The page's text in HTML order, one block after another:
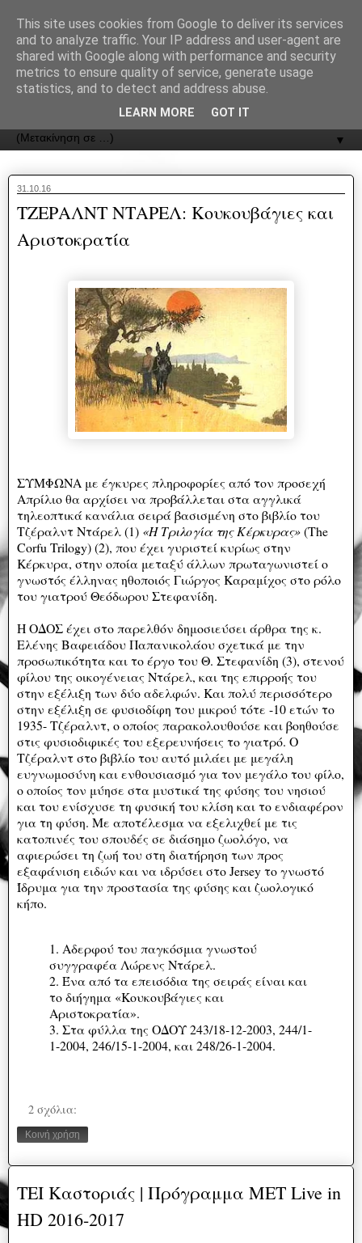
ΟΔΟΣ
▼
31.10.16
ΤΖΕΡΑΛΝΤ ΝΤΑΡΕΛ: Κουκουβάγιες και
Αριστοκρατία
ΣΥΜΦΩΝΑ με έγκυρες πληροφορίες από τον προσεχή
Απρίλιο θα αρχίσει να προβάλλεται στα αγγλικά
τηλεοπτικά κανάλια σειρά βασισμένη στο βιβλίο του
Τζέραλντ Ντάρελ (1) «Η Τριλογία της Κέρκυρας»(The
Corfu Trilogy) (2), που έχει γυριστεί κυρίως στην
Κέρκυρα, στην οποία μεταξύ άλλων πρωταγωνιστεί ο
γνωστός έλληνας ηθοποιός Γιώργος Καραμίχος στο ρόλο
του γιατρού Θεόδωρου Στεφανίδη.
Η ΟΔΟΣ έχει στο παρελθόν δημοσιεύσει άρθρα της κ.
Ελένης Βαφειάδου Παπανικολάου σχετικά με την
προσωπικότητα και το έργο του Θ. Στεφανίδη (3), στενού
φίλου της οικογένειας Ντάρελ, και της επιρροής του
στην εξέλιξη των δύο αδελφών. Και πολύ περισσότερο
στην εξέλιξη σε φυσιοδίφη του μικρού τότε -10 ετών το
1935- Τζέραλντ, ο οποίος παρακολουθούσε και βοηθούσε
στις φυσιοδιφικές του εξερευνήσεις το γιατρό. Ο
Τζέραλντ στο βιβλίο του αυτό μιλάει με μεγάλη
ευγνωμοσύνη και ενθουσιασμό για τον μεγάλο του φίλο,
ο οποίος τον μύησε στα μυστικά της φύσης του νησιού
και του ενίσχυσε τη φυσική του κλίση και το ενδιαφέρον
για τη φύση. Με αποτέλεσμα να εξελιχθεί με τις
κατοπινές του σπουδές σε διάσημο ζωολόγο, να
αφιερώσει τη ζωή του στη διατήρηση των προς
εξαφάνιση ειδών και να ιδρύσει στο Jersey το γνωστό
Ίδρυμα για την προστασία της φύσης και ζωολογικό
κήπο.
1. Αδερφού του παγκόσμια γνωστού
συγγραφέα Λώρενς Ντάρελ.
2. Ένα από τα επεισόδια της σειράς είναι και
το διήγημα «Κουκουβάγιες και
Αριστοκρατία».
3. Στα φύλλα της ΟΔΟΥ 243/18-12-2003, 244/1-
1-2004, 246/15-1-2004, και 248/26-1-2004.
2 σχόλια:
Κοινή χρήση
ΤΕΙ Καστοριάς | Πρόγραμμα ΜΕΤ Live in
HD 2016-2017
This site uses cookies from Google to deliver its services
and to analyze traffic. Your IP address and user-agent are
shared with Google along with performance and security
metrics to ensure quality of service, generate usage
statistics, and to detect and address abuse.
LEARN MORE GOT IT